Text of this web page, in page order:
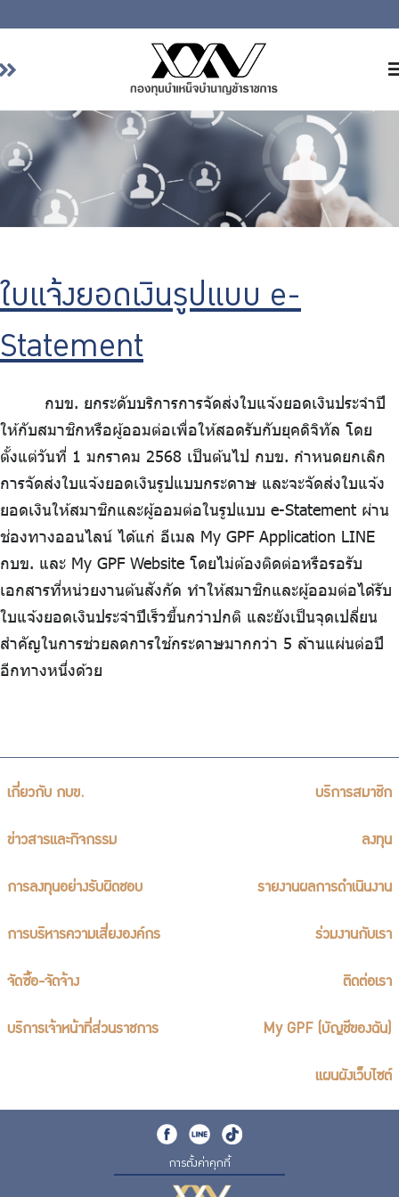
เกี่ยวกับ กบข.
บริการสมาชิก
ลงทุน
รายงานผลการดำเนินงาน
จัดซื้อจัดจ้าง
ร่วมงานกับเรา
ใบแจ้งยอดเงินรูปแบบ e-
Statement
กบข. ยกระดับบริการการจัดส่งใบแจ้งยอดเงินประจำปี
ให้กับสมาชิกหรือผู้ออมต่อเพื่อให้สอดรับกับยุคดิจิทัล โดย
ตั้งแต่วันที่ 1 มกราคม 2568 เป็นต้นไป กบข. กำหนดยกเลิก
การจัดส่งใบแจ้งยอดเงินรูปแบบกระดาษ และจะจัดส่งใบแจ้ง
ยอดเงินให้สมาชิกและผู้ออมต่อในรูปแบบ e-Statement ผ่าน
ช่องทางออนไลน์ ได้แก่ อีเมล My GPF Application LINE
กบข. และ My GPF Website โดยไม่ต้องติดต่อหรือรอรับ
เอกสารที่หน่วยงานต้นสังกัด ทำให้สมาชิกและผู้ออมต่อได้รับ
ใบแจ้งยอดเงินประจำปีเร็วขึ้นกว่าปกติ และยังเป็นจุดเปลี่ยน
สำคัญในการช่วยลดการใช้กระดาษมากกว่า 5 ล้านแผ่นต่อปี
อีกทางหนึ่งด้วย
เกี่ยวกับ กบข. บริการสมาชิก
ข่าวสารและกิจกรรม ลงทุน
การลงทุนอย่างรับผิดชอบ รายงานผลการดำเนินงาน
การบริหารความเสี่ยงองค์กร ร่วมงานกับเรา
จัดซื้อ-จัดจ้าง ติดต่อเรา
บริการเจ้าหน้าที่ส่วนราชการ My GPF (บัญชีของฉัน)
แผนผังเว็บไซต์
การตั้งค่าคุกกี้